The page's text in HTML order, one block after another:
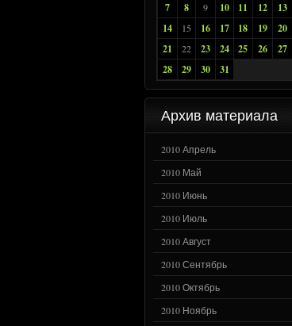
7
8 9 10 11 12
13
14
15 16 17 18 19
20
21
22 23 24 25 26
27
28
29 30 31
Архив материала
2010 Апрель
2010 Май
2010 Июнь
2010 Июль
2010 Август
2010 Сентябрь
2010 Октябрь
2010 Ноябрь